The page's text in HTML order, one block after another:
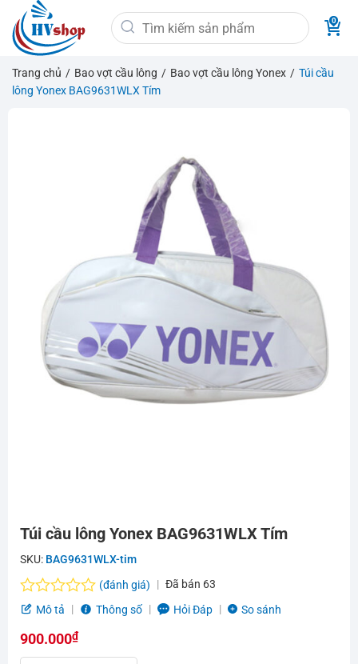
qua
nội
dung
Tìm
kiếm:
Trang chủ / Bao vợt cầu lông / Bao vợt cầu lông Yonex / Túi cầu
lông Yonex BAG9631WLX Tím
Túi cầu lông Yonex BAG9631WLX Tím
SKU: BAG9631WLX-tim
Được
hạng
(đánh giá) Đã bán 63
Mô tả
Thông số Hỏi Đáp So sánh
900.000₫